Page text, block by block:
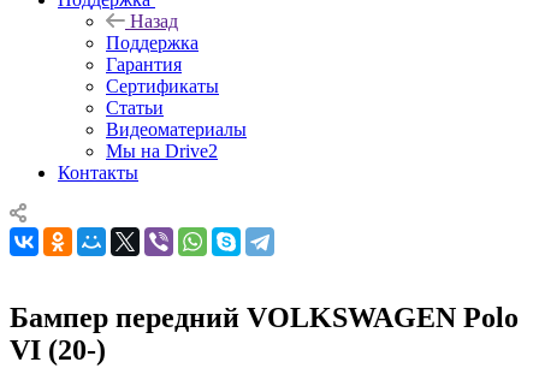
Назад
Поддержка
Гарантия
Сертификаты
Статьи
Видеоматериалы
Мы на Drive2
Контакты
Бампер передний VOLKSWAGEN Polo
VI (20-)